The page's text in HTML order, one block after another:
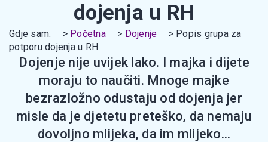
dojenja u RH
Gdje sam: Početna Dojenje
Popis grupa za
potporu dojenja u RH
Dojenje nije uvijek lako. I majka i dijete
moraju to naučiti. Mnoge majke
bezrazložno odustaju od dojenja jer
misle da je djetetu preteško, da nemaju
dovoljno mlijeka, da im mlijeko...